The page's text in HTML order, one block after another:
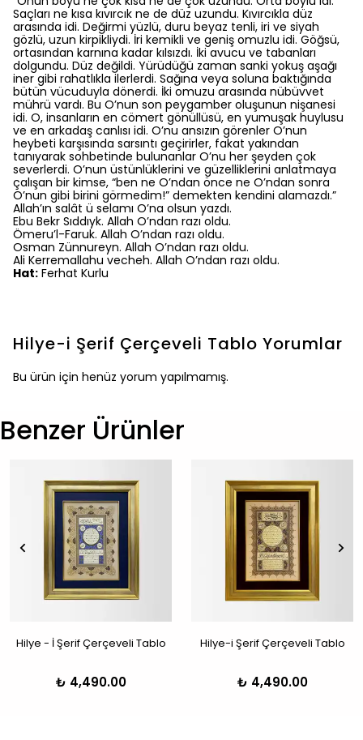
Saçları ne kısa kıvırcık ne de düz uzundu. Kıvırcıkla düz
arasında idi. Değirmi yüzlü, duru beyaz tenli, iri ve siyah
gözlü, uzun kirpikliydi. İri kemikli ve geniş omuzlu idi. Göğsü,
ortasından karnına kadar kılsızdı. İki avucu ve tabanları
dolgundu. Düz değildi. Yürüdüğü zaman sanki yokuş aşağı
iner gibi rahatlıkla ilerlerdi. Sağına veya soluna baktığında
bütün vücuduyla dönerdi. İki omuzu arasında nübüvvet
mührü vardı. Bu O’nun son peygamber oluşunun nişanesi
idi. O, insanların en cömert gönüllüsü, en yumuşak huylusu
ve en arkadaş canlısı idi. O’nu ansızın görenler O’nun
heybeti karşısında sarsıntı geçirirler, fakat yakından
tanıyarak sohbetinde bulunanlar O’nu her şeyden çok
severlerdi. O’nun üstünlüklerini ve güzelliklerini anlatmaya
çalışan bir kimse, “ben ne O’ndan önce ne O’ndan sonra
O’nun gibi birini görmedim!” demekten kendini alamazdı.”
Allah’ın salât ü selamı O’na olsun yazdı.
Ebu Bekr Sıddıyk. Allah O’ndan razı oldu.
Ömeru’l-Faruk. Allah O’ndan razı oldu.
Osman Zünnureyn. Allah O’ndan razı oldu.
Ali Kerremallahu vecheh. Allah O’ndan razı oldu.
Hat: Ferhat Kurlu
Hilye-i Şerif Çerçeveli Tablo Yorumlar
Bu ürün için henüz yorum yapılmamış.
Benzer Ürünler
Hilye - İ Şerif Çerçeveli Tablo
₺ 4,490.00
Hilye-i Şerif Çerçeveli Tablo
₺ 4,490.00